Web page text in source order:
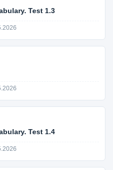
Test 1.3
Test 1.4